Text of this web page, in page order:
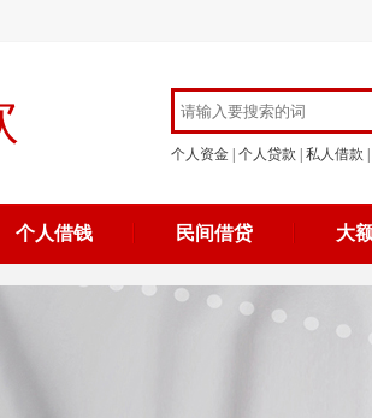
个人资金 个人贷款 私人借款
个人借钱 民间借贷 大